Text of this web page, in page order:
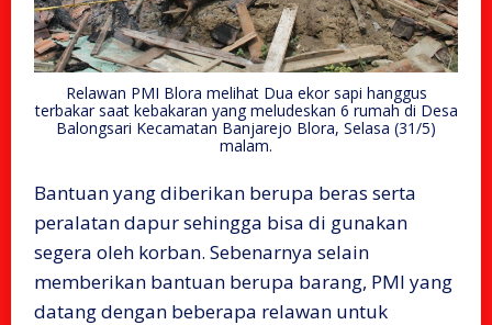
Relawan PMI Blora melihat Dua ekor sapi hanggus
terbakar saat kebakaran yang meludeskan 6 rumah di Desa
Balongsari Kecamatan Banjarejo Blora, Selasa (31/5)
malam.
Bantuan yang diberikan berupa beras serta
peralatan dapur sehingga bisa di gunakan
segera oleh korban. Sebenarnya selain
memberikan bantuan berupa barang, PMI yang
datang dengan beberapa relawan untuk